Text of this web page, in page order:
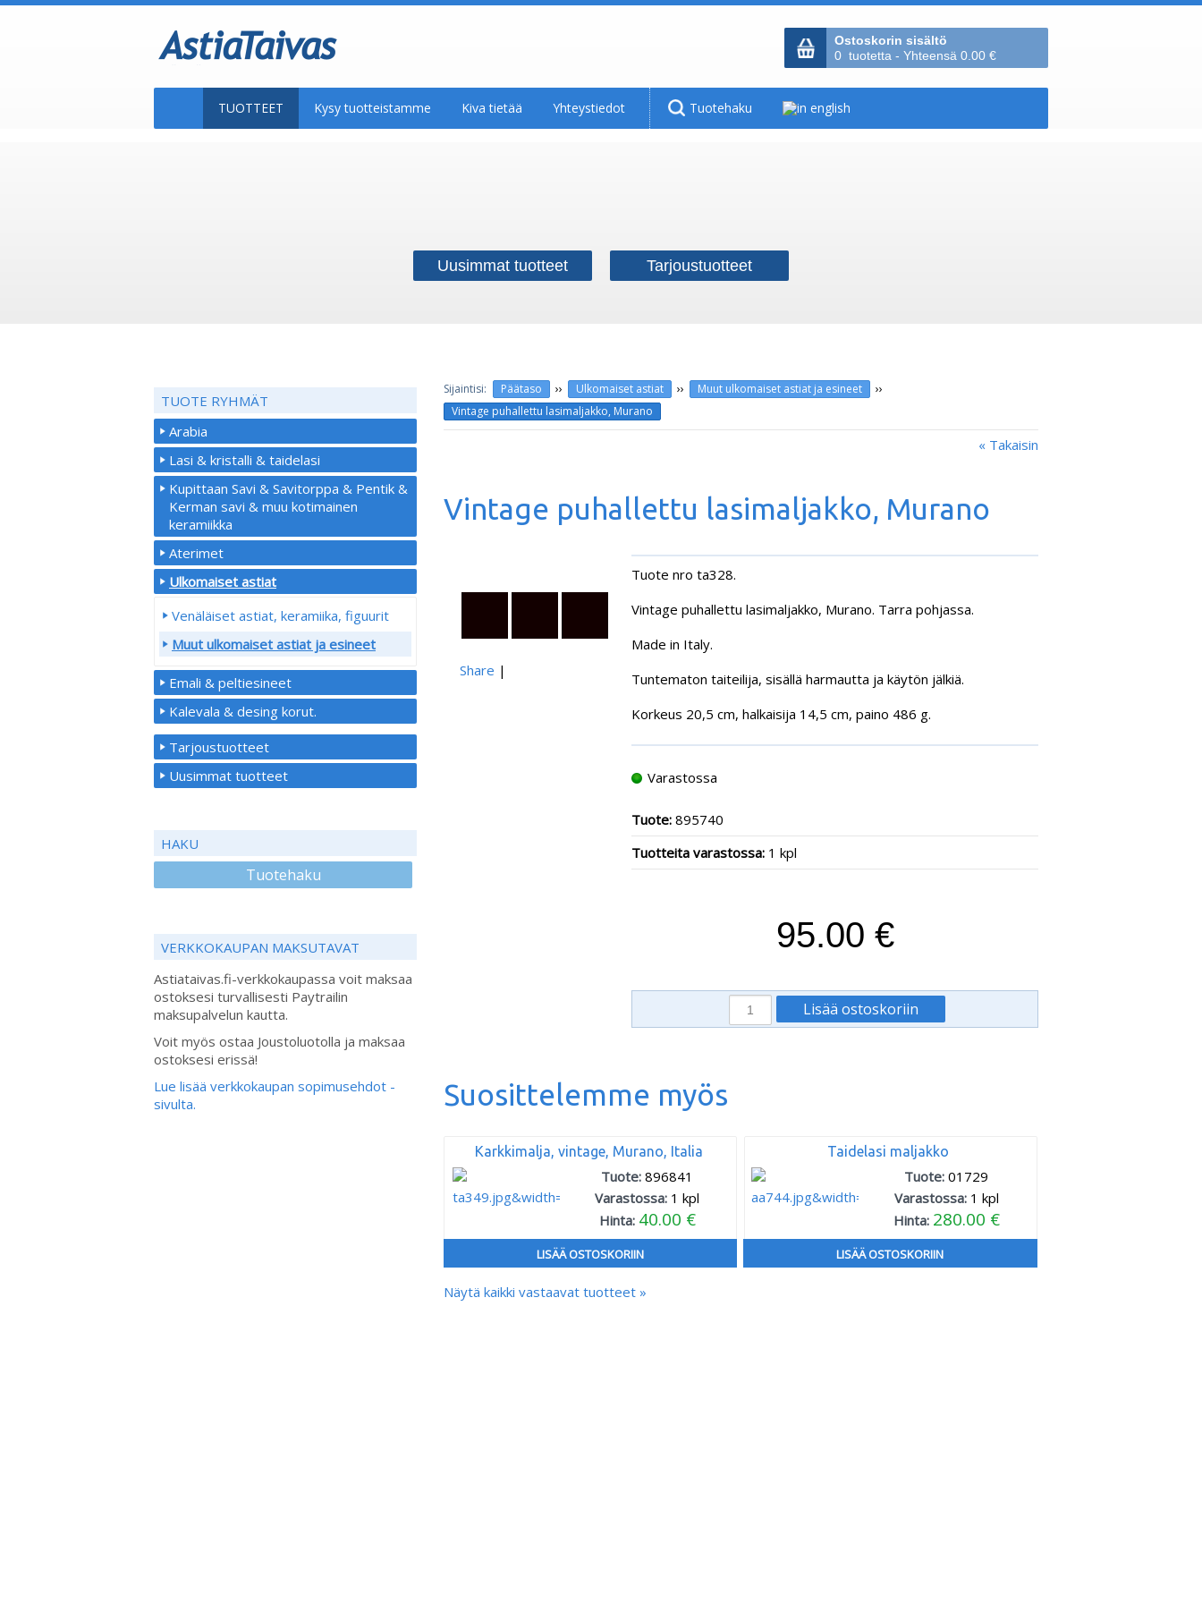
Ostoskorin sisältö
0 tuotetta - Yhteensä 0.00 €
TUOTTEET Kysy tuotteistamme Kiva tietää Yhteystiedot Tuotehaku
Uusimmat tuotteet Tarjoustuotteet
Päätaso ›› Ulkomaiset astiat ›› Muut ulkomaiset astiat ja esineet ››
Vintage puhallettu lasimaljakko, Murano
« Takaisin
Vintage puhallettu lasimaljakko, Murano
Share |
Tuote nro ta328.
Vintage puhallettu lasimaljakko, Murano. Tarra pohjassa.
Made in Italy.
Tuntematon taiteilija, sisällä harmautta ja käytön jälkiä.
Korkeus 20,5 cm, halkaisija 14,5 cm, paino 486 g.
Varastossa
Tuote: 895740
Tuotteita varastossa: 1 kpl
95.00 €
Suosittelemme myös
Karkkimalja, vintage, Murano, Italia
Tuote:896841
Varastossa: 1 kpl
Hinta: 40.00 €
LISÄÄ OSTOSKORIIN
Taidelasi maljakko
Tuote:01729
Varastossa: 1 kpl
Hinta: 280.00 €
LISÄÄ OSTOSKORIIN
Näytä kaikki vastaavat tuotteet »
TUOTE RYHMÄT
Arabia
Lasi & kristalli & taidelasi
Kupittaan Savi & Savitorppa & Pentik &
Kerman savi & muu kotimainen
keramiikka
Aterimet
Ulkomaiset astiat
Venäläiset astiat, keramiika, figuurit
Muut ulkomaiset astiat ja esineet
Emali & peltiesineet
Kalevala & desing korut.
Tarjoustuotteet
Uusimmat tuotteet
HAKU
Tuotehaku
VERKKOKAUPAN MAKSUTAVAT
Astiataivas.fi-verkkokaupassa voit maksaa
ostoksesi turvallisesti Paytrailin
maksupalvelun kautta.
Voit myös ostaa Joustoluotolla ja maksaa
ostoksesi erissä!
Lue lisää verkkokaupan sopimusehdot -
sivulta.